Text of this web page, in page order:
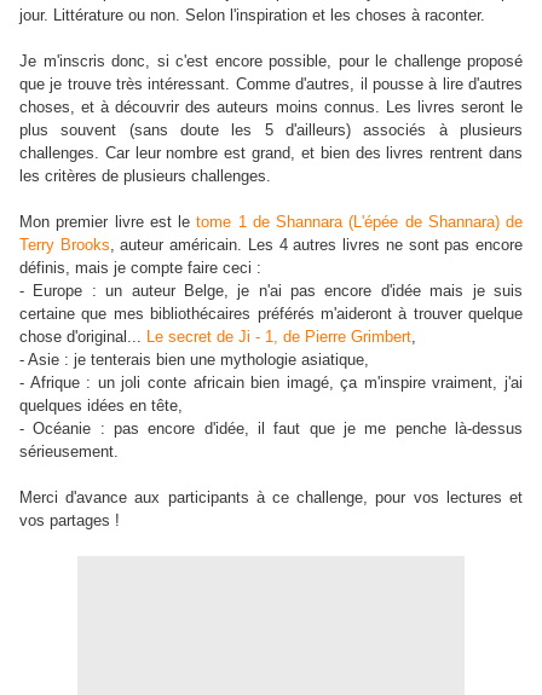
jour. Littérature ou non. Selon l'inspiration et les choses à raconter.
Je m'inscris donc, si c'est encore possible, pour le challenge proposé
que je trouve très intéressant. Comme d'autres, il pousse à lire d'autres
choses, et à découvrir des auteurs moins connus. Les livres seront le
plus souvent (sans doute les 5 d'ailleurs) associés à plusieurs
challenges. Car leur nombre est grand, et bien des livres rentrent dans
les critères de plusieurs challenges.
Mon premier livre est letome 1 de Shannara (L'épée de Shannara) de
Terry Brooks, auteur américain. Les 4 autres livres ne sont pas encore
définis, mais je compte faire ceci :
- Europe : un auteur Belge, je n'ai pas encore d'idée mais je suis
certaine que mes bibliothécaires préférés m'aideront à trouver quelque
chose d'original... Le secret de Ji - 1, de Pierre Grimbert,
- Asie : je tenterais bien une mythologie asiatique,
- Afrique : un joli conte africain bien imagé, ça m'inspire vraiment, j'ai
quelques idées en tête,
- Océanie : pas encore d'idée, il faut que je me penche là-dessus
sérieusement.
Merci d'avance aux participants à ce challenge, pour vos lectures et
vos partages !